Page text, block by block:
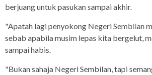
berjuang untuk pasukan sampai akhir.
"Apatah lagi penyokong Negeri Sembilan
sebab apabila musim lepas kita bergelut,
sampai habis.
"Bukan sahaja Negeri Sembilan, tapi